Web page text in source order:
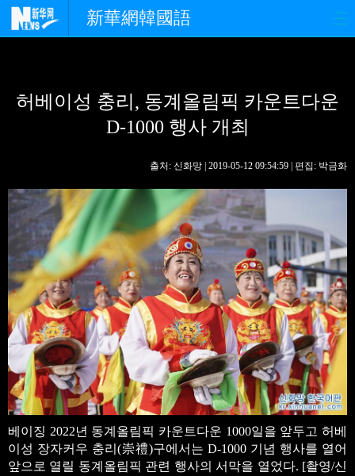
新華網韓國語
경제 사회 포토
핫 TV
생생 중국어
허베이성 충리, 동계올림픽 카운트다운
D-1000 행사 개최
출처: 신화망 | 2019-05-12 09:54:59 | 편집: 박금화
베이징 2022년 동계올림픽 카운트다운 1000일을 앞두고 허베
이성 장자커우 충리(崇禮)구에서는 D-1000 기념 행사를 열어
앞으로 열릴 동계올림픽 관련 행사의 서막을 열었다. [촬영/신